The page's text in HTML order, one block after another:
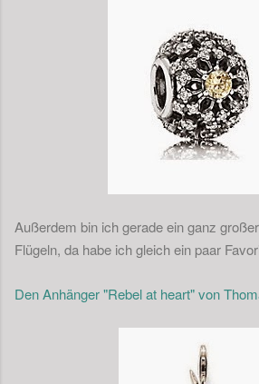
Außerdem bin ich gerade ein ganz
Flügeln, da habe ich gleich ein paar
Den Anhänger "Rebel at heart" von